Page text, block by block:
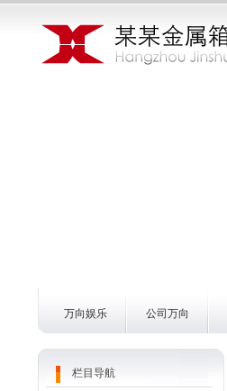
万向娱乐 公司万向
栏目导航